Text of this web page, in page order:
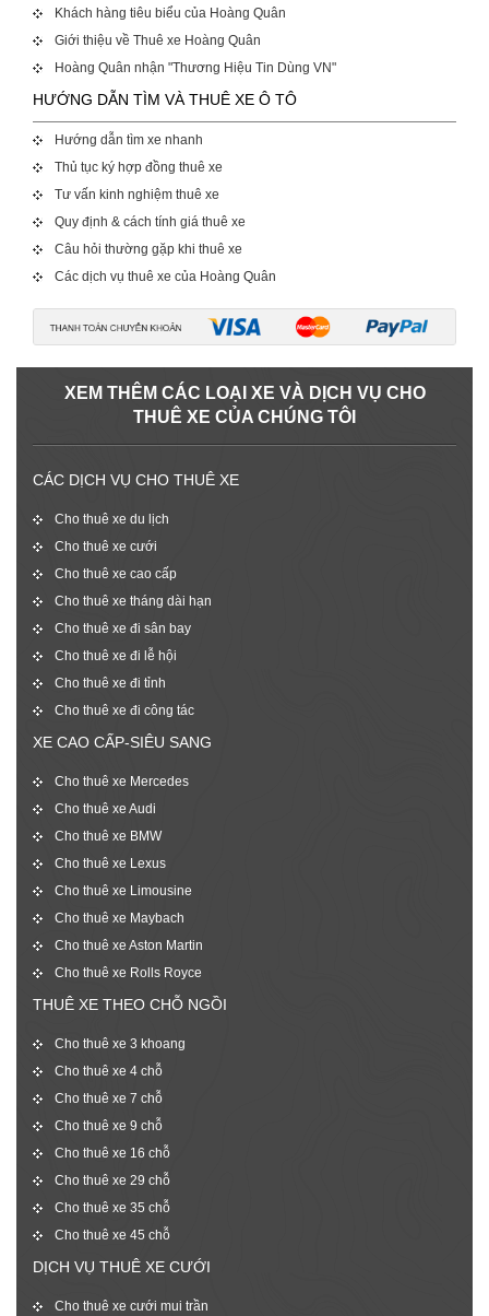
Khách hàng tiêu biểu của Hoàng Quân
Giới thiệu về Thuê xe Hoàng Quân
Hoàng Quân nhận "Thương Hiệu Tin Dùng VN"
HƯỚNG DẪN TÌM VÀ THUÊ XE Ô TÔ
Hướng dẫn tìm xe nhanh
Thủ tục ký hợp đồng thuê xe
Tư vấn kinh nghiệm thuê xe
Quy định & cách tính giá thuê xe
Câu hỏi thường gặp khi thuê xe
Các dịch vụ thuê xe của Hoàng Quân
XEM THÊM CÁC LOẠI XE VÀ DỊCH VỤ CHO
THUÊ XE CỦA CHÚNG TÔI
CÁC DỊCH VỤ CHO THUÊ XE
Cho thuê xe du lịch
Cho thuê xe cưới
Cho thuê xe cao cấp
Cho thuê xe tháng dài hạn
Cho thuê xe đi sân bay
Cho thuê xe đi lễ hội
Cho thuê xe đi tỉnh
Cho thuê xe đi công tác
XE CAO CẤP-SIÊU SANG
Cho thuê xe Mercedes
Cho thuê xe Audi
Cho thuê xe BMW
Cho thuê xe Lexus
Cho thuê xe Limousine
Cho thuê xe Maybach
Cho thuê xe Aston Martin
Cho thuê xe Rolls Royce
THUÊ XE THEO CHỖ NGỒI
Cho thuê xe 3 khoang
Cho thuê xe 4 chỗ
Cho thuê xe 7 chỗ
Cho thuê xe 9 chỗ
Cho thuê xe 16 chỗ
Cho thuê xe 29 chỗ
Cho thuê xe 35 chỗ
Cho thuê xe 45 chỗ
DỊCH VỤ THUÊ XE CƯỚI
Cho thuê xe cưới mui trần